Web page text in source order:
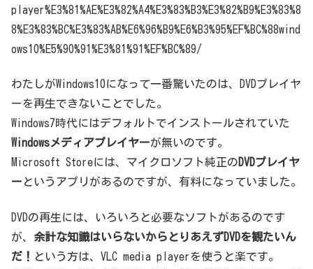
player%E3%81%AE%E3%82%A4%E3%83%B3%E3%82%B9%E3%83%8
8%E3%83%BC%E3%83%AB%E6%96%B9%E6%B3%95%EF%BC%88wind
ows10%E5%90%91%E3%81%91%EF%BC%89/
わたしがWindows10になって一番驚いたのは、DVDプレイヤ
ーを再生できないことでした。
Windows7時代にはデフォルトでインストールされていた
Windowsメディアプレイヤーが無いのです。
Microsoft Storeには、マイクロソフト純正の DVDプレイヤ
ー というアプリがあるのですが、有料になっていました。
DVDの再生には、いろいろと必要なソフトがあるのです
が、 余計な知識はいらないからとりあえずDVDを観たいん
だ！ という方は、VLC media playerを使うと楽です。